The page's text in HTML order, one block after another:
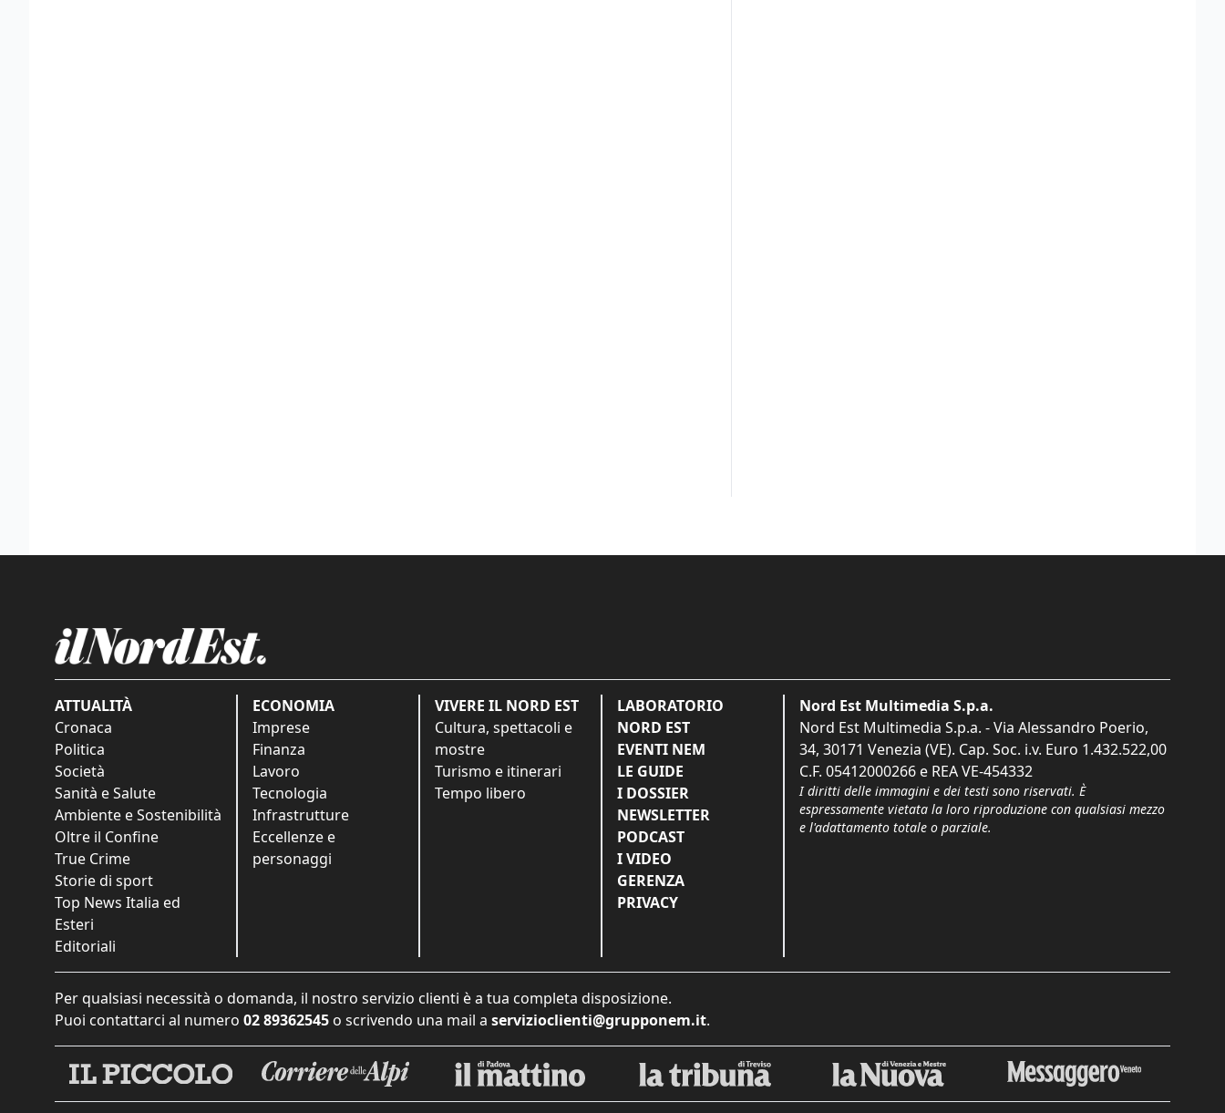
ATTUALITÀ
Cronaca
Politica
Società
Sanità e Salute
Ambiente e Sostenibilità
Oltre il Confine
True Crime
Storie di sport
Top News Italia ed
Esteri
Editoriali
ECONOMIA
Imprese
Finanza
Lavoro
Tecnologia
Infrastrutture
Eccellenze e
personaggi
VIVERE IL NORD EST
Cultura, spettacoli e
mostre
Turismo e itinerari
Tempo libero
LABORATORIO
NORD EST
EVENTI NEM
LE GUIDE
I DOSSIER
NEWSLETTER
PODCAST
I VIDEO
GERENZA
PRIVACY
Nord Est Multimedia S.p.a.
Nord Est Multimedia S.p.a. - Via Alessandro Poerio,
34, 30171 Venezia (VE). Cap. Soc. i.v. Euro 1.432.522,00
C.F. 05412000266 e REA VE-454332
I diritti delle immagini e dei testi sono riservati. È
espressamente vietata la loro riproduzione con qualsiasi mezzo
e l'adattamento totale o parziale.
Per qualsiasi necessità o domanda, il nostro servizio clienti è a tua completa disposizione.
Puoi contattarci al numero 02 89362545 o scrivendo una mail a servizioclienti@grupponem.it.